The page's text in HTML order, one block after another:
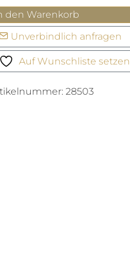
den Warenkorb
Unverbindlich anfragen
Auf Wunschliste setzen
28503